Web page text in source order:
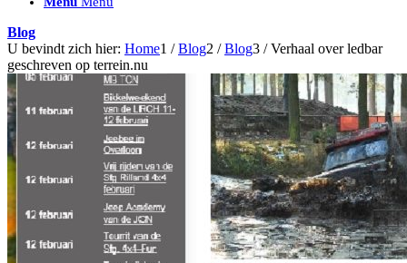
Can-bus interface
Accessoires Lazer
Kabelboom & Adapters
Installatiemateriaal
Connectoren
Filters / beschermkap
Bedieningspanelen met kabel
Draadloos bedienen
Subcategorieën accessoires
LED ACHTERLICHTEN
SALES LEDVERLICHTING
Aanbiedingen
Blog
U bevindt zich hier: Home1 / Blog2 / Blog3 / Verhaal over ledbar
geschreven op terrein.nu